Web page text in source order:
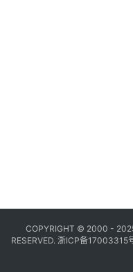
COPYRIGHT © 2000 -
RESERVED. 浙ICP备17003315